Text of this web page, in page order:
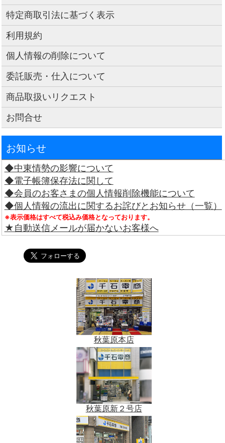
特定商取引法に基づく表示
利用規約
個人情報の削除について
委託販売・仕入について
商品取扱いリクエスト
お問合せ
お知らせ
◆中東情勢の影響について
◆電子帳簿保存法に関して
◆会員のお客さまの個人情報削除機能について
◆個人情報の流出に関するお詫びとお知らせ（一覧）
※表示価格はすべて税込み価格となっております。
★自動送信メールが届かないお客様へ
秋葉原本店
秋葉原新２号店